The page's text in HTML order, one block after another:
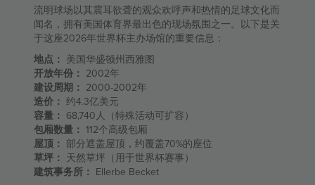
流明球场以其震耳欲聋的观众欢呼声和热情的足球文化而
闻名，拥有美国体育界最出色的现场氛围之一。以下是关
于这座2026年世界杯主办场馆的重要信息：
地点： 美国华盛顿州西雅图
开放年份： 2002年
建设周期： 2000-2002年
造价： 约4.3亿美元
容量： 68,740人（特殊活动可扩容）
包厢数量： 112个高级包厢
屋顶： 部分遮盖屋顶，约覆盖70%的座位
草坪： 天然草坪（用于世界杯赛事）
建筑事务所： Ellerbe Becket